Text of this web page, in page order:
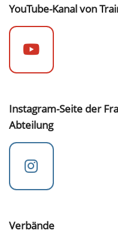
YouTube-Kanal von
Instagram-Seite der
Abteilung
Verbände